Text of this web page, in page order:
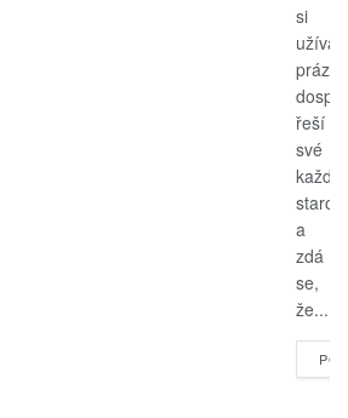
si
užívají
řeší
své
a
zdá
se,
že...